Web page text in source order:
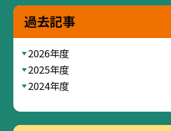
過去記事
2026年度
2025年度
2024年度